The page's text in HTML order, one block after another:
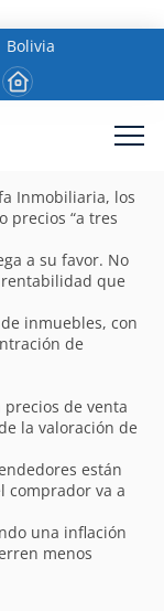
Bolivia
Inmobiliaria, los
precios “a tres
a su favor. No
que
inmuebles, con
de
precios de venta
la valoración de
están
comprador va a
una inflación
menos